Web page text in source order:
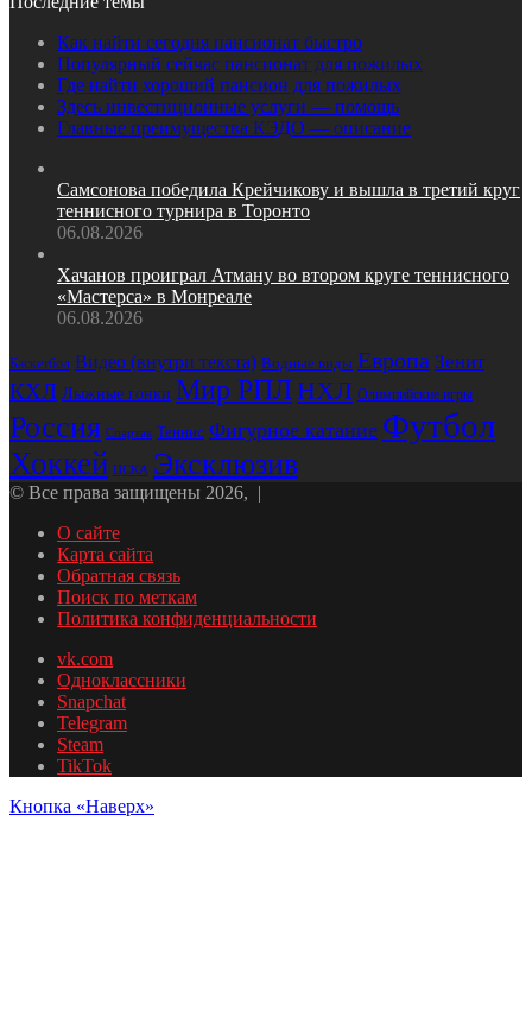
Как найти сегодня пансионат быстро
Популярный сейчас пансионат для пожилых
Где найти хороший пансион для пожилых
Здесь инвестиционные услуги — помощь
Главные преимущества КЭДО — описание
Самсонова победила Крейчикову и вышла в третий круг
теннисного турнира в Торонто
06.08.2026
Хачанов проиграл Атману во втором круге теннисного
«Мастерса» в Монреале
06.08.2026
Баскетбол Видео (внутри текста) Водные виды Европа Зенит
КХЛ Лыжные гонки Мир РПЛНХЛ Олимпийские игры
Россия Спартак Теннис Фигурное катание Футбол
Хоккей ЦСКА Эксклюзив
© Все права защищены 2026, |
О сайте
Карта сайта
Обратная связь
Поиск по меткам
Политика конфиденциальности
vk.com
Одноклассники
Snapchat
Telegram
Steam
TikTok
Кнопка «Наверх»